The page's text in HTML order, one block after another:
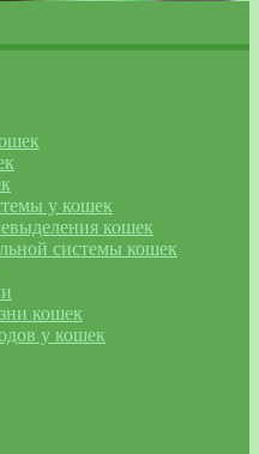
у кошек
кошек
системы кошек
кошек
у кошек